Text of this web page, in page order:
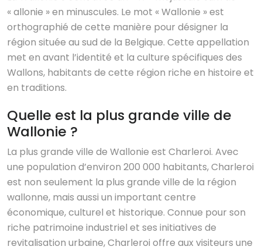
« allonie » en minuscules. Le mot « Wallonie » est
orthographié de cette manière pour désigner la
région située au sud de la Belgique. Cette appellation
met en avant l’identité et la culture spécifiques des
Wallons, habitants de cette région riche en histoire et
en traditions.
Quelle est la plus grande ville de
Wallonie ?
La plus grande ville de Wallonie est Charleroi. Avec
une population d’environ 200 000 habitants, Charleroi
est non seulement la plus grande ville de la région
wallonne, mais aussi un important centre
économique, culturel et historique. Connue pour son
riche patrimoine industriel et ses initiatives de
revitalisation urbaine, Charleroi offre aux visiteurs une